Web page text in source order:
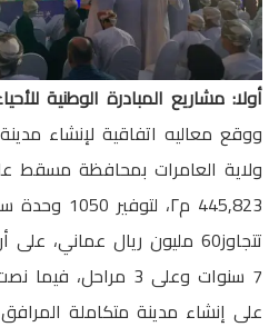
أولا: مشاريع المبادرة الوطنية
ووقع معاليه اتفاقية لإنشاء
ولاية العامرات بمحافظة مسقط
445,823 م٢،
تتجاوز60 مليون ريال
7 سنوات وعلى 3
على إنشاء مدينة متكاملة